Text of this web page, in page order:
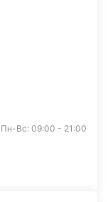
Пн-Вс: 09:00 - 21:00